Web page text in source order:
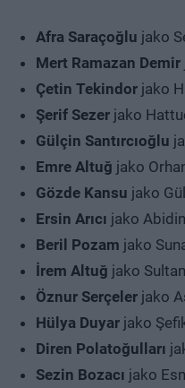
Afra Saraçoğlu jako
Mert Ramazan Demir
Çetin Tekindor jako
Şerif Sezer jako
Gülçin Santırcıoğlu
Emre Altuğ jako
Gözde Kansu jako
Ersin Arıcı jako Abidin
Beril Pozam jako
İrem Altuğ jako Sultan
Öznur Serçeler jako
Hülya Duyar jako
Diren Polatoğulları
Sezin Bozacı jako